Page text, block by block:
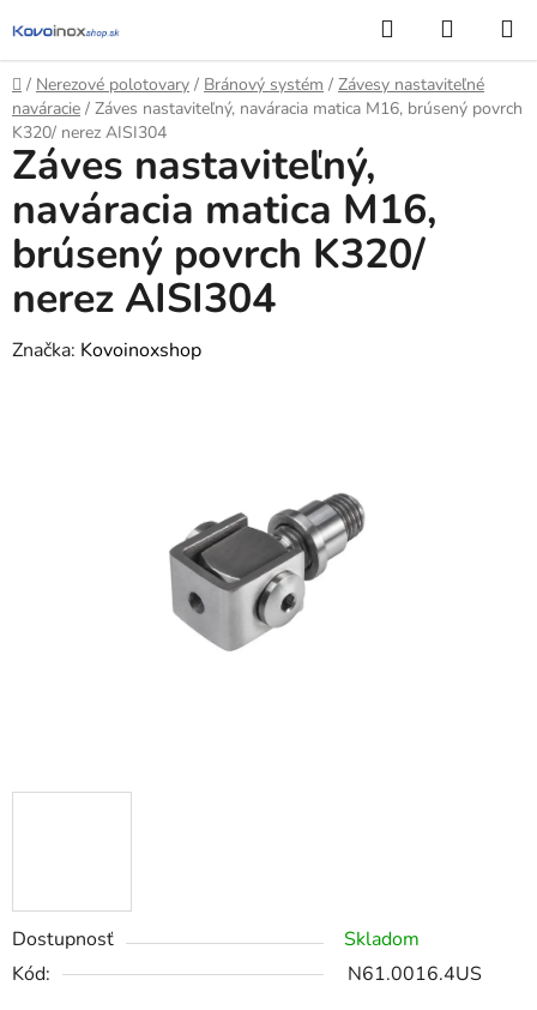
na
obsah
Hľadať
KOŠÍK
Domov
/ Nerezové polotovary / Bránový systém / Závesy nastaviteľné
naváracie / Záves nastaviteľný, naváracia matica M16, brúsený povrch
K320/ nerez AISI304
Dostupnosť
Skladom
Kód:
N61.0016.4US
Záves nastaviteľný,
naváracia matica M16,
brúsený povrch K320/
nerez AISI304
Značka: Kovoinoxshop